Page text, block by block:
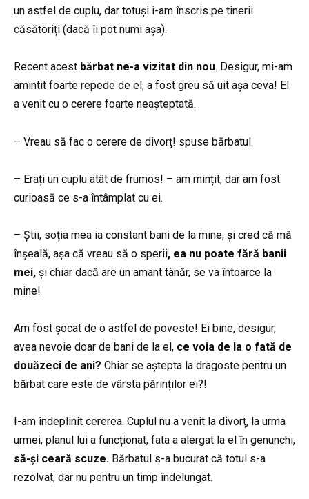
un astfel de cuplu, dar totuși i-am înscris pe tinerii
căsătoriți (dacă îi pot numi așa).
Recent acest bărbat ne-a vizitat din nou. Desigur, mi-am
amintit foarte repede de el, a fost greu să uit așa ceva! El
a venit cu o cerere foarte neașteptată.
– Vreau să fac o cerere de divorț! spuse bărbatul.
– Erați un cuplu atât de frumos! – am mințit, dar am fost
curioasă ce s-a întâmplat cu ei.
– Știi, soția mea ia constant bani de la mine, și cred că mă
înșeală, așa că vreau să o sperii, ea nu poate fără banii
mei, și chiar dacă are un amant tânăr, se va întoarce la
mine!
Am fost șocat de o astfel de poveste! Ei bine, desigur,
avea nevoie doar de bani de la el, ce voia de la o fată de
douăzeci de ani? Chiar se aștepta la dragoste pentru un
bărbat care este de vârsta părinților ei?!
I-am îndeplinit cererea. Cuplul nu a venit la divorț, la urma
urmei, planul lui a funcționat, fata a alergat la el în genunchi,
să-și ceară scuze. Bărbatul s-a bucurat că totul s-a
rezolvat, dar nu pentru un timp îndelungat.